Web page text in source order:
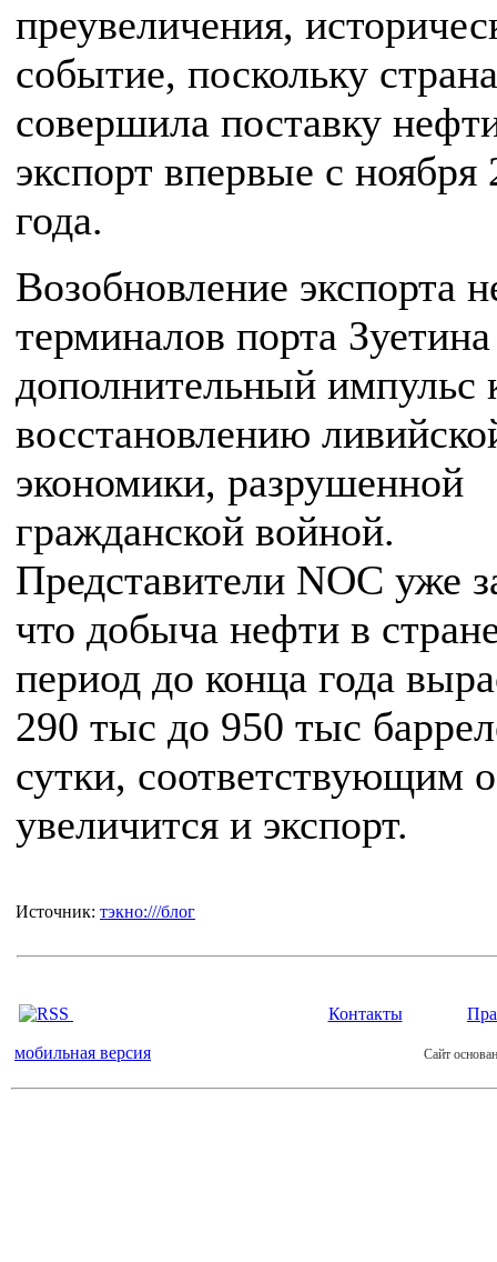
преувеличения,
событие, поскольку страна
совершила поставку
экспорт впервые с ноября
года.
Возобновление экспорта
терминалов порта
дополнительный импульс
восстановлению
экономики, разрушенной
гражданской войной.
Представители NOC уже
что добыча нефти в
период до конца года
290 тыс до 950 тыс
сутки, соответствующим
увеличится и экспорт.
Источник: тэкно:///блог
Контакты
мобильная версия Сайт